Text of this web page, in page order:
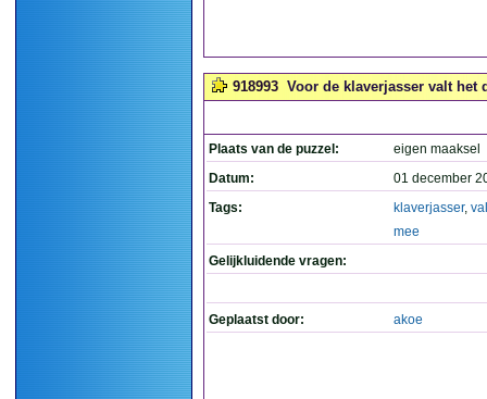
918993 Voor de klaverjasser valt het
Plaats van de puzzel:
eigen maaksel
Datum:
01 december
Tags:
klaverjasser,
mee
Gelijkluidende vragen:
Geplaatst door: akoe